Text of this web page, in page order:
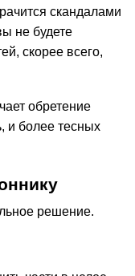
скандалами
не будете
скорее всего,
обретение
и более тесных
решение.